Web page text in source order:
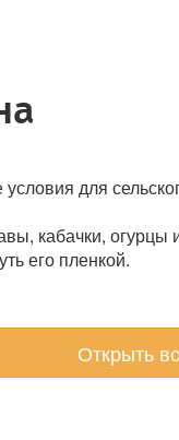
для
кабачки, огурцы
его пленкой.
Открыть